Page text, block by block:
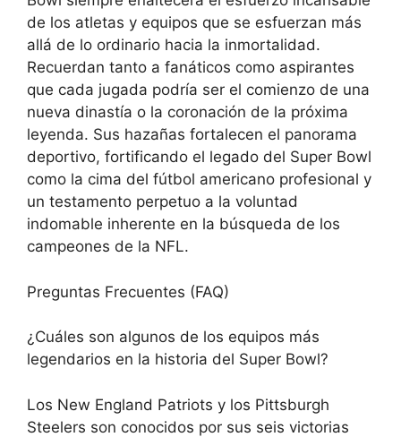
de los atletas y equipos que se esfuerzan más
allá de lo ordinario hacia la inmortalidad.
Recuerdan tanto a fanáticos como aspirantes
que cada jugada podría ser el comienzo de una
nueva dinastía o la coronación de la próxima
leyenda. Sus hazañas fortalecen el panorama
deportivo, fortificando el legado del Super Bowl
como la cima del fútbol americano profesional y
un testamento perpetuo a la voluntad
indomable inherente en la búsqueda de los
campeones de la NFL.
Preguntas Frecuentes (FAQ)
¿Cuáles son algunos de los equipos más
legendarios en la historia del Super Bowl?
Los New England Patriots y los Pittsburgh
Steelers son conocidos por sus seis victorias